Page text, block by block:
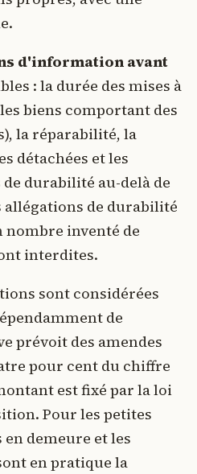
d'information avant
: la durée des mises à
biens comportant des
la réparabilité, la
détachées et les
durabilité au-delà de
allégations de durabilité
nombre inventé de
interdites.
sont considérées
de
prévoit des amendes
pour cent du chiffre
est fixé par la loi
Pour les petites
demeure et les
en pratique la